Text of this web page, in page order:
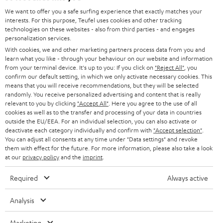
l
d
u
n
g
HEIMKINO-KOMPLETTANLAGEN
SOUNDBARS
STEREO
SMART HOME
BLUETOOTH-LAUTSPRECHER
KOPFHÖRER
BLUETOOTH-KOPFHÖRER
LAUTSPRECHER
ULTIMA-SERIE
SUPPORT
PRESSE & MARKETING
GESCHÄFTSKUNDEN
PARTNERPROGRAMM
BLOG
NEWSLETTER
STORES
DEINE VORTEILE BEI TEUFEL
TEUFEL STORY
Teufel Onlineshops
DEUTSCHLAND
ÖSTERREICH
SCHWEIZ
NIEDERLANDE
BELGIEN
POLEN
We want to offer you a safe surfing experience that exactly matches your
interests. For this purpose, Teufel uses cookies and other tracking
technologies on these websites - also from third parties - and engages
personalization services.
With cookies, we and other marketing partners process data from you and
learn what you like - through your behaviour on our website and information
from your terminal device. It's up to you: If you click on "Reject All" , you
confirm our default setting, in which we only activate necessary cookies. This
means that you will receive recommendations, but they will be selected
randomly. You receive personalized advertising and content that is really
relevant to you by clicking "Accept All" . Here you agree to the use of all
cookies as well as to the transfer and processing of your data in countries
outside the EU/EEA. For an individual selection, you can also activate or
deactivate each category individually and confirm with "Accept selection"
You can adjust all consents at any time under "Data settings" and revoke
them with effect for the future. For more information, please also take a look
at our privacy policyand the imprint
Required Always active
Analysis